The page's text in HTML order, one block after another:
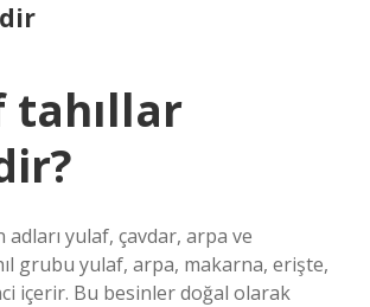
tahıllar
yulaf, çavdar, arpa ve
grubu yulaf, arpa, makarna, erişte,
içerir. Bu besinler doğal olarak